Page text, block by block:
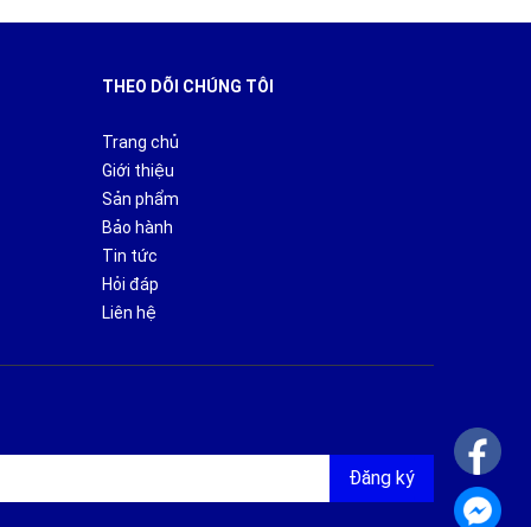
THEO DÕI CHÚNG TÔI
Trang chủ
Giới thiệu
Sản phẩm
Bảo hành
Tin tức
Hỏi đáp
Liên hệ
Đăng ký